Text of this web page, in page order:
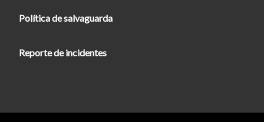
Política de salvaguarda
Reporte de incidentes